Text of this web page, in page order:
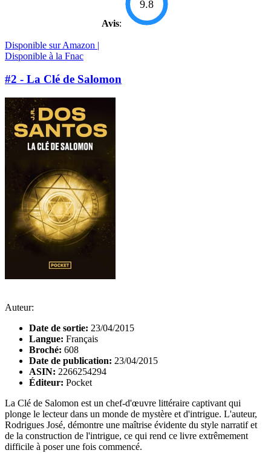
Avis:
9.8
Disponible sur Amazon |
Disponible à la Fnac
#2 - La Clé de Salomon
Auteur:
Date de sortie: 23/04/2015
Langue: Français
Broché: 608
Date de publication: 23/04/2015
ASIN: 2266254294
Éditeur: Pocket
La Clé de Salomon est un chef-d'œuvre littéraire captivant qui
plonge le lecteur dans un monde de mystère et d'intrigue. L'auteur,
Rodrigues José, démontre une maîtrise évidente du style narratif et
de la construction de l'intrigue, ce qui rend ce livre extrêmement
difficile à poser une fois commencé.